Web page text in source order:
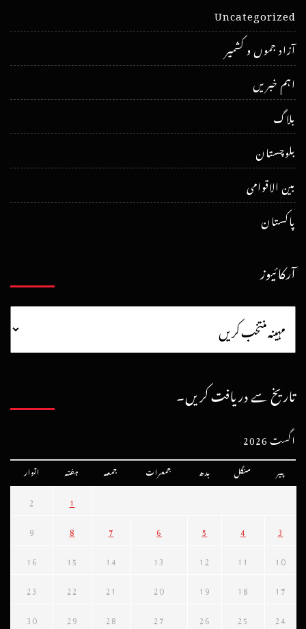
Uncategorized
آزاد جموں و کشمیر
اہم خبریں
بلاگ
بلوچستان
بین الاقوامی
پاکستان
آرکائیوز
تاریخ سے دریافت کریں۔
اگست 2026
پیر منگل بدھ جمعرات جمعہ ہفتہ اتوار
1
2
3
4
5
6
7
8
9
10
11
12
13
14
15
16
17
18
19
20
21
22
23
24
25
26
27
28
29
30